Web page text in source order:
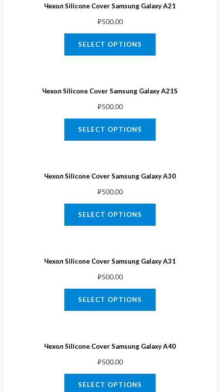
Чехол Silicone Cover Samsung Galaxy A21
₽500.00
SELECT OPTIONS
Чехол Silicone Cover Samsung Galaxy A21S
₽500.00
SELECT OPTIONS
Чехол Silicone Cover Samsung Galaxy A30
₽500.00
SELECT OPTIONS
Чехол Silicone Cover Samsung Galaxy A31
₽500.00
SELECT OPTIONS
Чехол Silicone Cover Samsung Galaxy A40
₽500.00
SELECT OPTIONS